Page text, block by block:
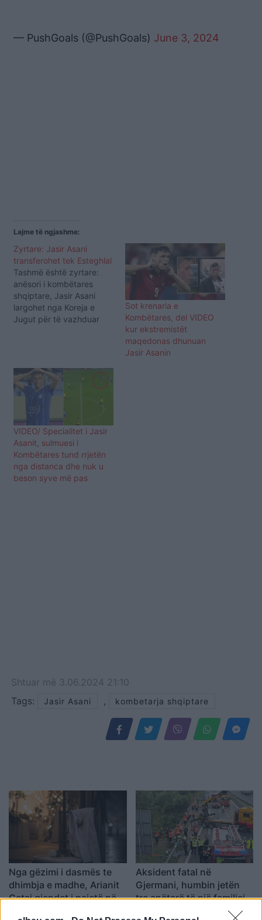
— PushGoals (@PushGoals) June 3, 2024
Lajme të ngjashme:
Zyrtare: Jasir Asani
transferohet tek Esteghlal
Tashmë është zyrtare:
anësori i kombëtares
shqiptare, Jasir Asani
largohet nga Koreja e
Jugut për të vazhduar
sukses negociatat me
Gwangju dhe tashmë
Asani është një lojtar i
Esteghlal. “Pas
negociatave midis
drejtuesve të Esteghlal
dhe drejtueve të…
Sot krenaria e
Kombëtares, del VIDEO
kur ekstremistët
maqedonas dhunuan
Jasir Asanin
VIDEO/ Specialitet i Jasir
Asanit, sulmuesi i
Kombëtares tund rrjetën
nga distanca dhe nuk u
beson syve më pas
Shtuar më 3.06.2024 21:10
Tags:
Jasir Asani , kombetarja shqiptare
Nga gëzimi i dasmës te
dhimbja e madhe, Arianit
Çetaj gjendet i pajetë në
Aksident fatal në
Gjermani, humbin jetën
tre anëtarë të një familjeje